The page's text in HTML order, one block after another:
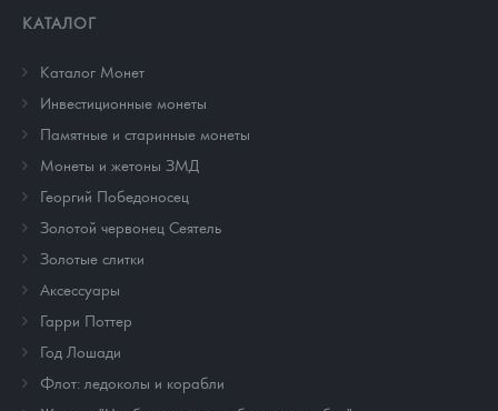
КАТАЛОГ
Каталог Монет
Инвестиционные монеты
Памятные и старинные монеты
Монеты и жетоны ЗМД
Георгий Победоносец
Золотой червонец Сеятель
Золотые слитки
Аксессуары
Гарри Поттер
Год Лошади
Флот: ледоколы и корабли